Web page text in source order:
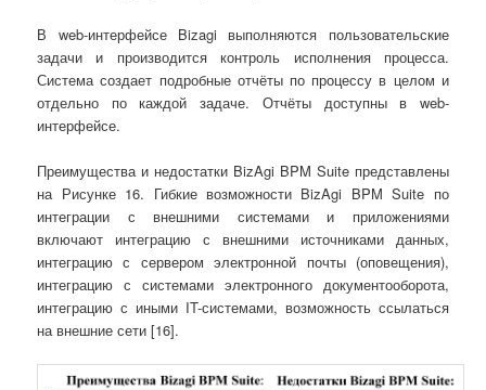
В web-интерфейсе Bizagi выполняются пользовательские
задачи и производится контроль исполнения процесса.
Система создает подробные отчёты по процессу в целом и
отдельно по каждой задаче. Отчёты доступны в web-
интерфейсе.
Преимущества и недостатки BizAgi BPM Suite представлены
на Рисунке 16. Гибкие возможности BizAgi BPM Suite по
интеграции с внешними системами и приложениями
включают интеграцию с внешними источниками данных,
интеграцию с сервером электронной почты (оповещения),
интеграцию с системами электронного документооборота,
интеграцию с иными IT-системами, возможность ссылаться
на внешние сети [16].